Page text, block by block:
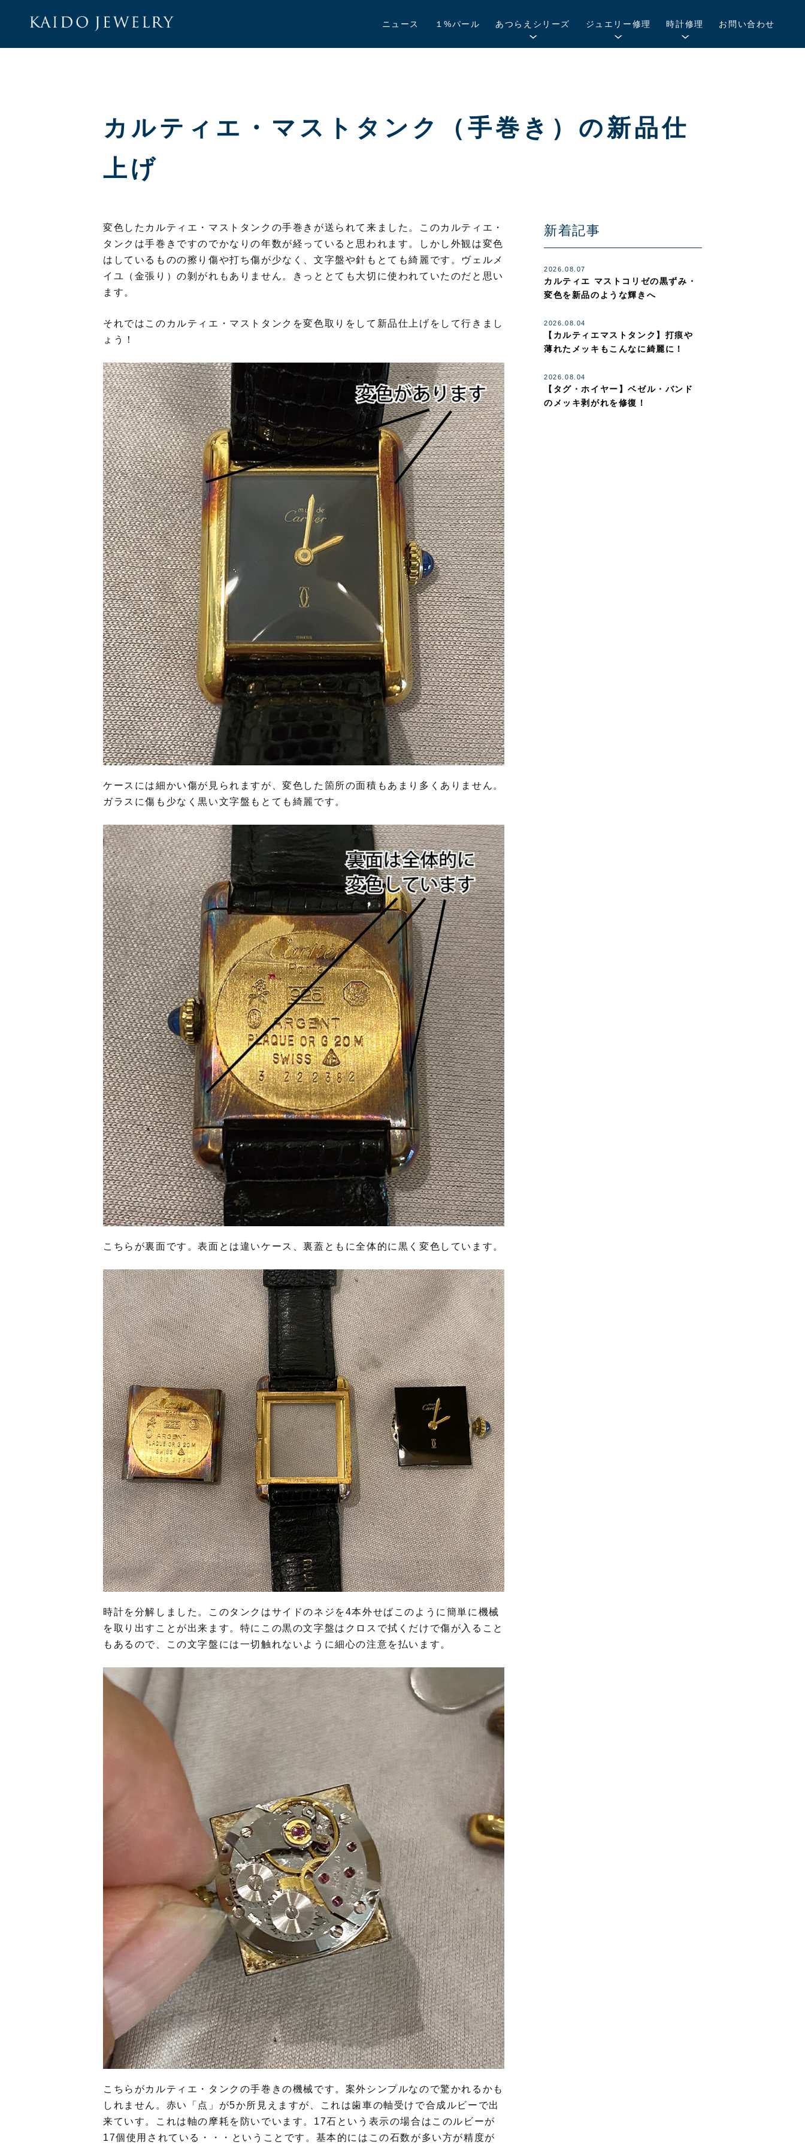
KAIDO JEWELRYニュース １%パール あつらえシリーズ ジュエリー修理 時計修理 お問い合わせ
カルティエ・マストタンク（手巻き）の新品仕
上げ
変色したカルティエ・マストタンクの手巻きが送られて来ました。このカルティエ・
タンクは手巻きですのでかなりの年数が経っていると思われます。しかし外観は変色
はしているものの擦り傷や打ち傷が少なく、文字盤や針もとても綺麗です。ヴェルメ
イユ（金張り）の剝がれもありません。きっととても大切に使われていたのだと思い
ます。
それではこのカルティエ・マストタンクを変色取りをして新品仕上げをして行きまし
ょう！
ケースには細かい傷が見られますが、変色した箇所の面積もあまり多くありません。
ガラスに傷も少なく黒い文字盤もとても綺麗です。
こちらが裏面です。表面とは違いケース、裏蓋ともに全体的に黒く変色しています。
時計を分解しました。このタンクはサイドのネジを4本外せばこのように簡単に機械
を取り出すことが出来ます。特にこの黒の文字盤はクロスで拭くだけで傷が入ること
もあるので、この文字盤には一切触れないように細心の注意を払います。
こちらがカルティエ・タンクの手巻きの機械です。案外シンプルなので驚かれるかも
しれません。赤い「点」が5か所見えますが、これは歯車の軸受けで合成ルビーで出
来ていす。これは軸の摩耗を防いでいます。17石という表示の場合はこのルビーが
17個使用されている・・・ということです。基本的にはこの石数が多い方が精度が
新着記事
2026.08.07
カルティエ マストコリゼの黒ずみ・
変色を新品のような輝きへ
2026.08.04
【カルティエマストタンク】打痕や
薄れたメッキもこんなに綺麗に！
2026.08.04
【タグ・ホイヤー】ベゼル・バンド
のメッキ剥がれを修復！